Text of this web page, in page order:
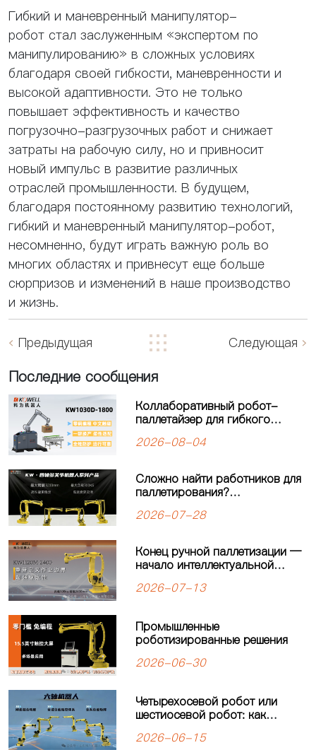
Гибкий и маневренный манипулятор-
робот стал заслуженным «экспертом по
манипулированию» в сложных условиях
благодаря своей гибкости, маневренности и
высокой адаптивности. Это не только
повышает эффективность и качество
погрузочно-разгрузочных работ и снижает
затраты на рабочую силу, но и привносит
новый импульс в развитие различных
отраслей промышленности. В будущем,
благодаря постоянному развитию технологий,
гибкий и маневренный манипулятор-робот,
несомненно, будут играть важную роль во
многих областях и привнесут еще больше
сюрпризов и изменений в наше производство
и жизнь.
Предыдущая Следующая
Последние сообщения
Коллаборативный робот-
паллетайзер для гибкого
современных
2026-08-04
Сложно найти работников для
паллетирования?
паллетайзер KEWEI
работу производственной
линии
2026-07-28
Конец ручной паллетизации —
начало интеллектуальной
робот-паллетайзер
новую главу в автоматизации
паллетизации
2026-07-13
Промышленные
роботизированные решения
2026-06-30
Четырехосевой робот или
шестиосевой робот: как
для автоматизации
2026-06-15